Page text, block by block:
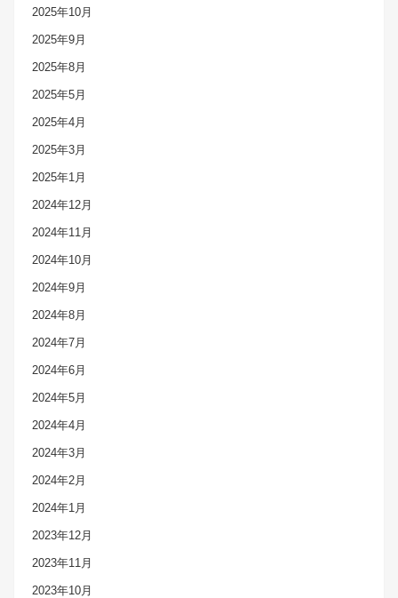
2025年10月
2025年9月
2025年8月
2025年5月
2025年4月
2025年3月
2025年1月
2024年12月
2024年11月
2024年10月
2024年9月
2024年8月
2024年7月
2024年6月
2024年5月
2024年4月
2024年3月
2024年2月
2024年1月
2023年12月
2023年11月
2023年10月